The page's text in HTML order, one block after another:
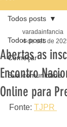
Todos posts
Começar
Sua comunidade
Todos posts
Abertas as
Encontro
Online para
varadainfancia
4 de set. de
Fonte: TJPR